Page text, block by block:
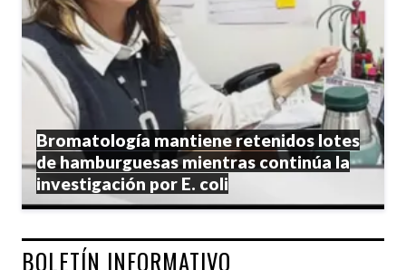
Bromatología mantiene retenidos lotes
de hamburguesas mientras continúa la
investigación por E. coli
BOLETÍN INFORMATIVO